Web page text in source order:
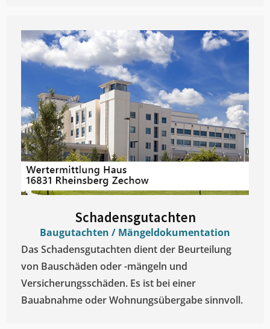
Schadensgutachten
Baugutachten / Mängeldokumentation
Das Schadensgutachten dient der Beurteilung
von Bauschäden oder -mängeln und
Versicherungsschäden. Es ist bei einer
Bauabnahme oder Wohnungsübergabe sinnvoll.